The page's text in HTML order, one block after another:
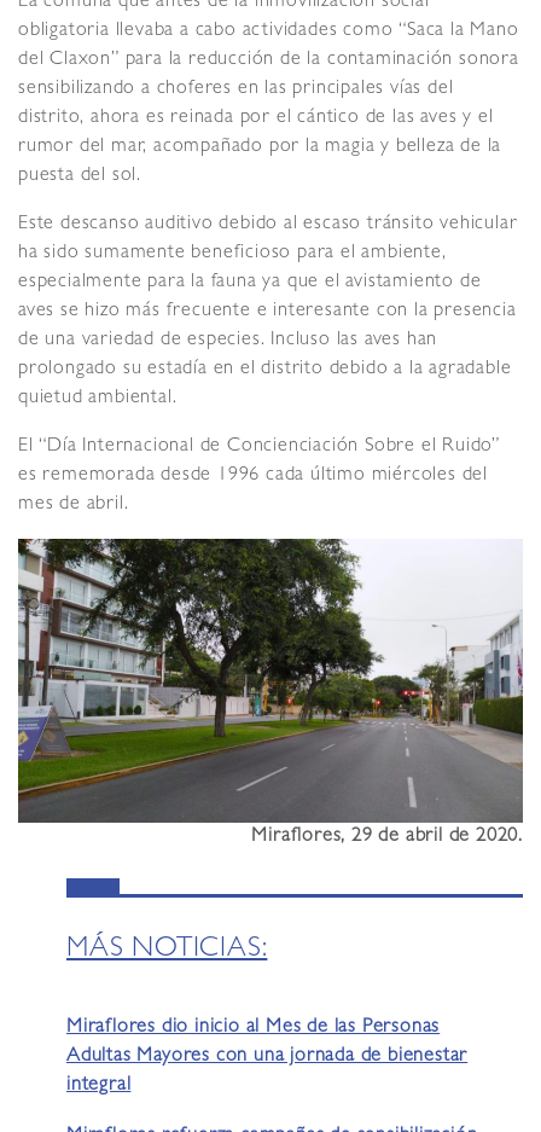
obligatoria llevaba a cabo actividades como “Saca la Mano
del Claxon” para la reducción de la contaminación sonora
sensibilizando a choferes en las principales vías del
distrito, ahora es reinada por el cántico de las aves y el
rumor del mar, acompañado por la magia y belleza de la
puesta del sol.
Este descanso auditivo debido al escaso tránsito vehicular
ha sido sumamente beneficioso para el ambiente,
especialmente para la fauna ya que el avistamiento de
aves se hizo más frecuente e interesante con la presencia
de una variedad de especies. Incluso las aves han
prolongado su estadía en el distrito debido a la agradable
quietud ambiental.
El “Día Internacional de Concienciación Sobre el Ruido”
es rememorada desde 1996 cada último miércoles del
mes de abril.
Miraflores, 29 de abril de 2020.
MÁS NOTICIAS:
Miraflores dio inicio al Mes de las Personas
Adultas Mayores con una jornada de bienestar
integral